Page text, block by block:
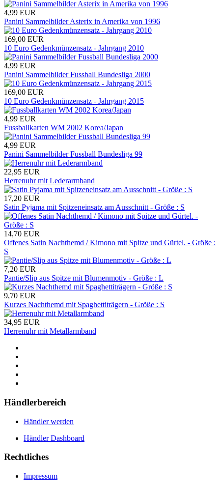
4,99 EUR
Panini Sammelbilder Asterix in Amerika von 1996
169,00 EUR
10 Euro Gedenkmünzensatz - Jahrgang 2010
4,99 EUR
Panini Sammelbilder Fussball Bundesliga 2000
169,00 EUR
10 Euro Gedenkmünzensatz - Jahrgang 2015
4,99 EUR
Fussballkarten WM 2002 Korea/Japan
4,99 EUR
Panini Sammelbilder Fussball Bundesliga 99
22,95 EUR
Herrenuhr mit Lederarmband
17,20 EUR
Satin Pyjama mit Spitzeneinsatz am Ausschnitt - Größe : S
14,70 EUR
Offenes Satin Nachthemd / Kimono mit Spitze und Gürtel. - Größe :
S
7,20 EUR
Pantie/Slip aus Spitze mit Blumenmotiv - Größe : L
9,70 EUR
Kurzes Nachthemd mit Spaghettiträgern - Größe : S
34,95 EUR
Herrenuhr mit Metallarmband
Händlerbereich
Händler werden
Händler Dashboard
Rechtliches
Impressum